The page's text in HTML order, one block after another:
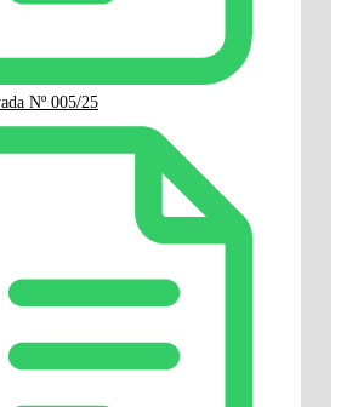
Nº 005/25